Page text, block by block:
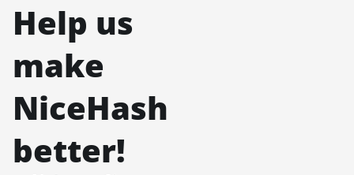
Help us
make
NiceHash
better!